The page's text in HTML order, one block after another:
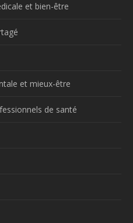
et bien-être
et mieux-être
de santé